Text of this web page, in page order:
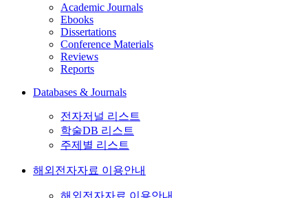
Academic Journals
Ebooks
Dissertations
Conference Materials
Reviews
Reports
Databases & Journals
전자저널 리스트
학술DB 리스트
주제별 리스트
해외전자자료 이용안내
해외전자자료 이용안내